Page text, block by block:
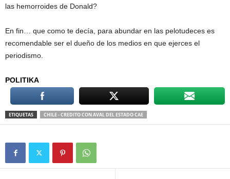
las hemorroides de Donald?
En fin… que como te decía, para abundar en las pelotudeces es
recomendable ser el dueño de los medios en que ejerces el
periodismo.
POLITIKA
ETIQUETAS CHILE - CREDITO CON AVAL DEL ESTADO CAE